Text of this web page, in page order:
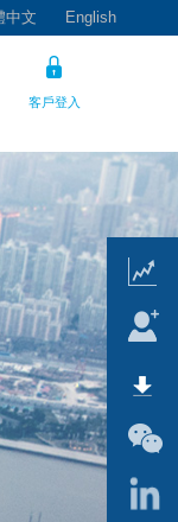
中文 English
客戶登入